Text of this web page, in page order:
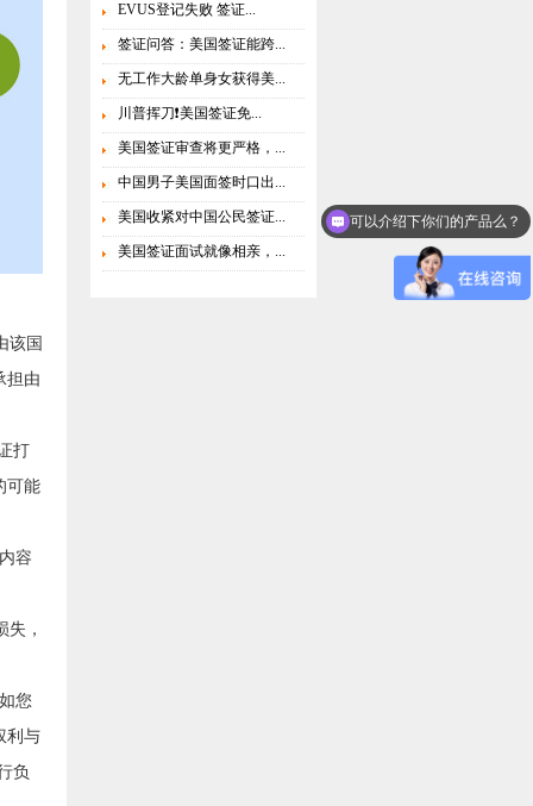
该国
担由
打
可能
容
，
您
利与
负
EVUS登记失败 签证...
签证问答：美国签证能跨...
无工作大龄单身女获得美...
川普挥刀❗美国签证免...
美国签证审查将更严格，...
中国男子美国面签时口出...
美国收紧对中国公民签证...
美国签证面试就像相亲，...
你们是怎么收费的呢？